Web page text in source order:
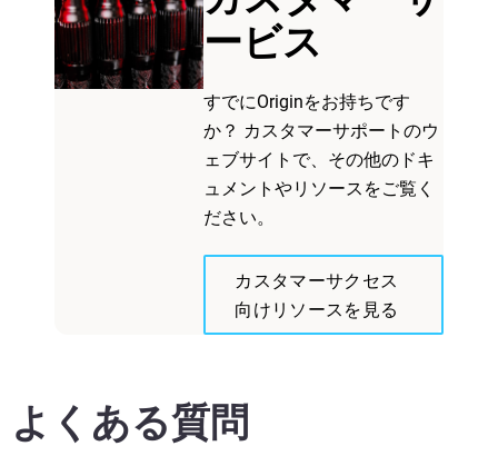
ービス
すでにOriginをお持ちです
か？ カスタマーサポートのウ
ェブサイトで、その他のドキ
ュメントやリソースをご覧く
ださい。
カスタマーサクセス
向けリソースを見る
よくある質問